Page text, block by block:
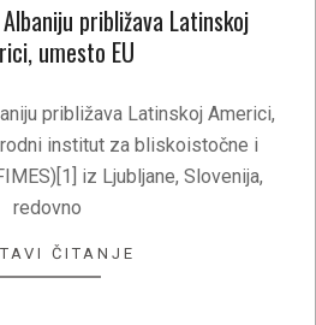
Albaniju približava Latinskoj
umesto EU
približava Latinskoj Americi,
institut za bliskoistočne i
iz Ljubljane, Slovenija,
redovno
ČITANJE